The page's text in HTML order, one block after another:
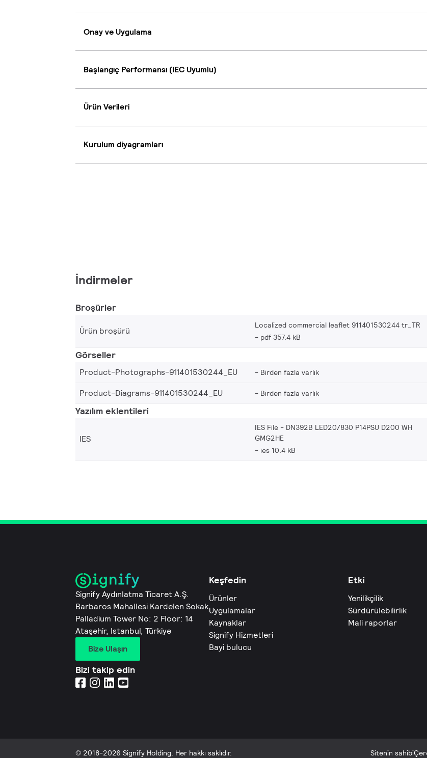
Onay ve Uygulama
Başlangıç Performansı (IEC Uyumlu)
Ürün Verileri
Kurulum diyagramları
İndirmeler
Broşürler
Ürün broşürü
Localized commercial leaflet 911401530244 tr_TR
pdf 357.4 kB
Görseller
Product-Photographs-911401530244_EU Birden fazla varlık
Product-Diagrams-911401530244_EU
Birden fazla varlık
Yazılım eklentileri
IES
IES File - DN392B LED20/830 P14PSU D200 WH
GMG2HE
ies 10.4 kB
Signify Aydınlatma Ticaret A.Ş.
Barbaros Mahallesi Kardelen Sokak
Palladium Tower No: 2 Floor: 14
Ataşehir, Istanbul, Türkiye
Bize Ulaşın
Bizi takip edin
Keşfedin
Ürünler
Uygulamalar
Kaynaklar
Signify Hizmetleri
Bayi bulucu
Etki
Yenilikçilik
Sürdürülebilirlik
Mali raporlar
© 2018-2026 Signify Holding. Her hakkı saklıdır. Sitenin sahibi